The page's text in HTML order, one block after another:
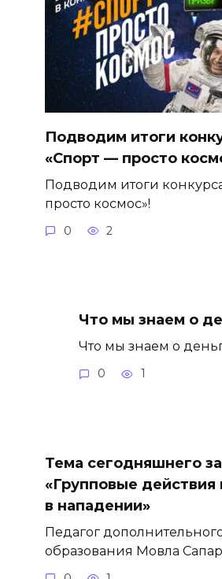
Подводим итоги
«Спорт — просто
Подводим итоги
просто космос»!
0 2
Что мы знаем о
Что мы знаем о
0 1
Тема сегодняшнего
«Групповые действия
в нападении»
Педагог
образования Мовла